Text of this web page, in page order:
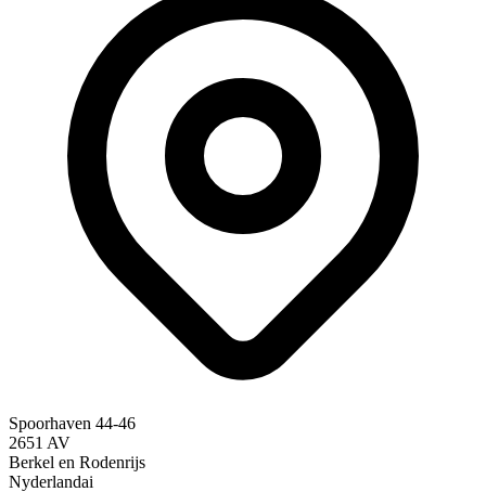
Spoorhaven 44-46
2651 AV
Berkel en Rodenrijs
Nyderlandai